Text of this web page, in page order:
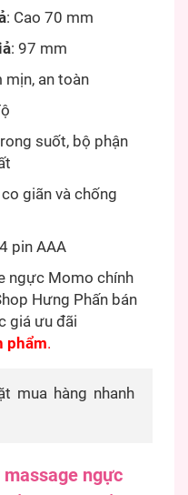
: Cao 70 mm
: 97 mm
mịn, an toàn
suốt, bộ phận
giãn và chống
pin AAA
ngực Momo chính
Hưng Phấn bán
giá ưu đãi
phẩm.
mua hàng nhanh
ngực